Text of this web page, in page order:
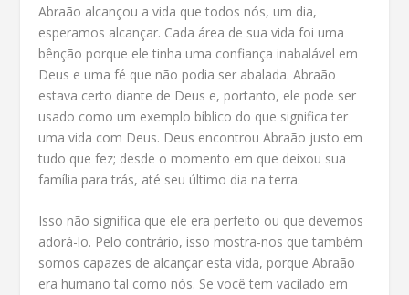
Abraão alcançou a vida que todos nós, um dia,
esperamos alcançar. Cada área de sua vida foi uma
bênção porque ele tinha uma confiança inabalável em
Deus e uma fé que não podia ser abalada. Abraão
estava certo diante de Deus e, portanto, ele pode ser
usado como um exemplo bíblico do que significa ter
uma vida com Deus. Deus encontrou Abraão justo em
tudo que fez; desde o momento em que deixou sua
família para trás, até seu último dia na terra.
Isso não significa que ele era perfeito ou que devemos
adorá-lo. Pelo contrário, isso mostra-nos que também
somos capazes de alcançar esta vida, porque Abraão
era humano tal como nós. Se você tem vacilado em